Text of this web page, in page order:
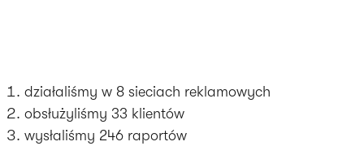
działaliśmy w 8 sieciach reklamowych
obsłużyliśmy 33 klientów
wysłaliśmy 246 raportów